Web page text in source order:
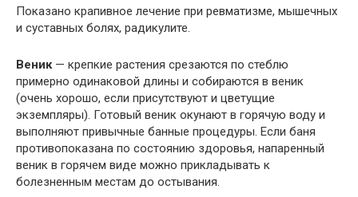
Показано крапивное лечение при ревматизме, мышечных
и суставных болях, радикулите.
Веник — крепкие растения срезаются по стеблю
примерно одинаковой длины и собираются в веник
(очень хорошо, если присутствуют и цветущие
экземпляры). Готовый веник окунают в горячую воду и
выполняют привычные банные процедуры. Если баня
противопоказана по состоянию здоровья, напаренный
веник в горячем виде можно прикладывать к
болезненным местам до остывания.